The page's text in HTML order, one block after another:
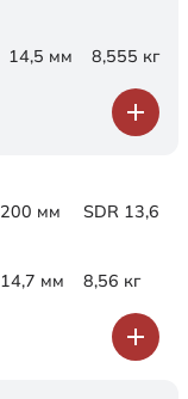
14,5 мм 8,555 кг
200 мм SDR 13,6
14,7 мм 8,56 кг